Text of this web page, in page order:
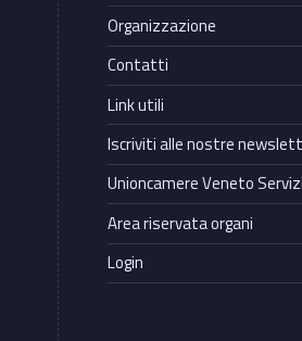
Organizzazione
Contatti
Link utili
Iscriviti alle nostre
Unioncamere Veneto
Area riservata organi
Login